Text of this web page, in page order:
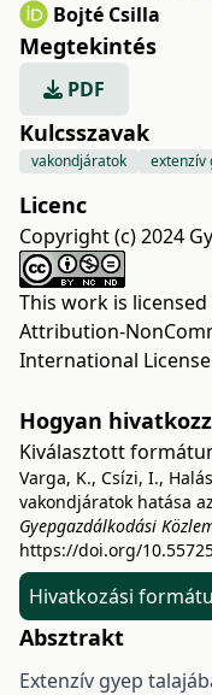
Bojté Csilla
Megtekintés
PDF
Kulcsszavak
vakondjáratok extenzív
Licenc
Copyright (c) 2024
This work is
Attribution-
International License
Hogyan
Kiválasztott
Varga, K., Csízi, I.,
vakondjáratok hatása
Gyepgazdálkodási
https://doi.org/
Hivatkozási
Absztrakt
Extenzív gyep